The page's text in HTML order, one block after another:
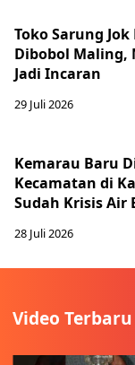
Toko Sarung
Dibobol Maling,
Jadi Incaran
29 Juli 2026
Kemarau Baru
Kecamatan di
Sudah Krisis Air
28 Juli 2026
Video Terbaru